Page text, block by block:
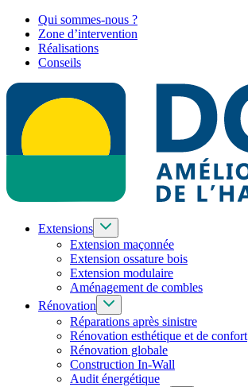
Qui sommes-nous ?
Zone d’intervention
Réalisations
Conseils
Extensions
Extension maçonnée
Extension ossature bois
Extension modulaire
Aménagement de combles
Rénovation
Réparations après sinistre
Rénovation esthétique et de confort
Rénovation globale
Construction In-Wall
Audit énergétique